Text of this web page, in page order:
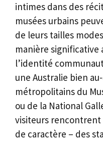
intimes dans des
musées urbains
de leurs tailles
manière significative
l’identité
une Australie bien
métropolitains du
ou de la National
visiteurs
de caractère – des